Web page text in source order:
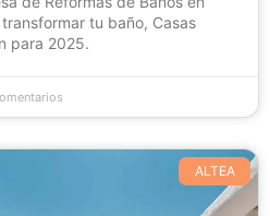
tu baño, Casas
para 2025.
ALTEA